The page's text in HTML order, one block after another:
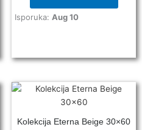
Isporuka: Aug 10
Kolekcija Eterna Beige 30×60